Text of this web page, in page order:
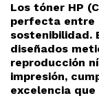
Los tóner HP
perfecta entre
sostenibilidad.
diseñados
reproducción
impresión,
excelencia